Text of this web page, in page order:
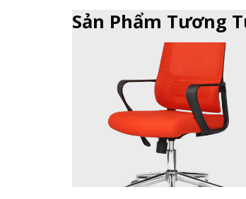
Sản Phẩm Tương